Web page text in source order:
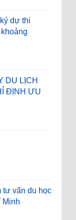
dự thi
DU LỊCH
ĐỊNH ƯU
tư vấn du học
Minh